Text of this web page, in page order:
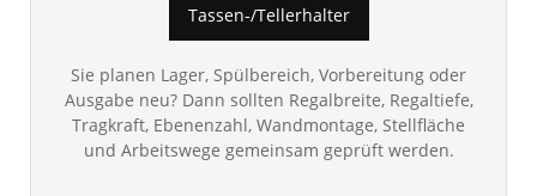
Tassen-/Tellerhalter
Sie planen Lager, Spülbereich, Vorbereitung oder
Ausgabe neu? Dann sollten Regalbreite, Regaltiefe,
Tragkraft, Ebenenzahl, Wandmontage, Stellfläche
und Arbeitswege gemeinsam geprüft werden.